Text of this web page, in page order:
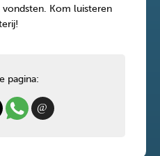
Kom luisteren
pagina: